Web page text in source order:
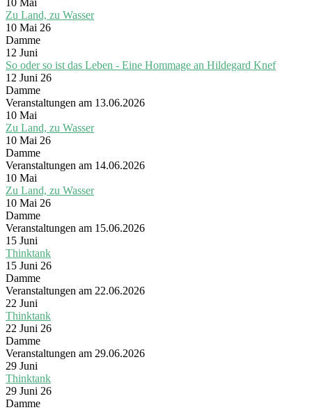
Zu Land, zu Wasser
10 Mai 26
Damme
12 Juni
So oder so ist das Leben - Eine Hommage an Hildegard Knef
12 Juni 26
Damme
Veranstaltungen am 13.06.2026
10 Mai
Zu Land, zu Wasser
10 Mai 26
Damme
Veranstaltungen am 14.06.2026
10 Mai
Zu Land, zu Wasser
10 Mai 26
Damme
Veranstaltungen am 15.06.2026
15 Juni
Thinktank
15 Juni 26
Damme
Veranstaltungen am 22.06.2026
22 Juni
Thinktank
22 Juni 26
Damme
Veranstaltungen am 29.06.2026
29 Juni
Thinktank
29 Juni 26
Damme